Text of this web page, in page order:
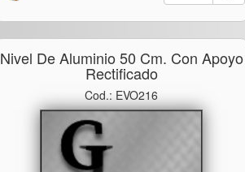
Nivel De Aluminio 50 Cm. Con Apoyo
Rectificado
Cod.: EVO216